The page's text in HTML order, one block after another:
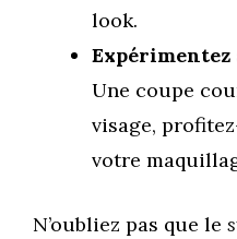
look.
Expérimentez
Une coupe
visage,
votre
N’oubliez pas que le